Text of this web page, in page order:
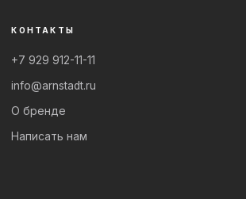
КОНТАКТЫ
+7 929 912-11-11
info@arnstadt.ru
О бренде
Написать нам